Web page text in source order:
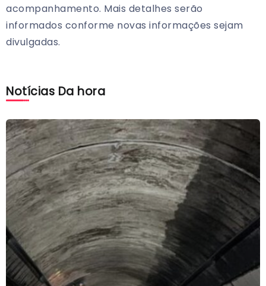
acompanhamento. Mais detalhes serão
informados conforme novas informações sejam
divulgadas.
Notícias Da hora